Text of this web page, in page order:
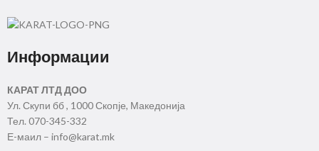
Информации
КАРАТ ЛТД ДОО
Ул. Скупи бб , 1000 Скопје, Македонија
Тел. 070-345-332
Е-маил – info@karat.mk